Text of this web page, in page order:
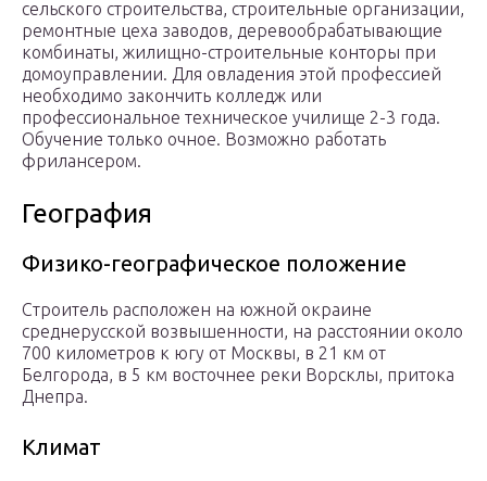
сельского строительства, строительные организации,
ремонтные цеха заводов, деревообрабатывающие
комбинаты, жилищно-строительные конторы при
домоуправлении. Для овладения этой профессией
необходимо закончить колледж или
профессиональное техническое училище 2-3 года.
Обучение только очное. Возможно работать
фрилансером.
География
Физико-географическое положение
Строитель расположен на южной окраине
среднерусской возвышенности, на расстоянии около
700 километров к югу от Москвы, в 21 км от
Белгорода, в 5 км восточнее реки Ворсклы, притока
Днепра.
Климат